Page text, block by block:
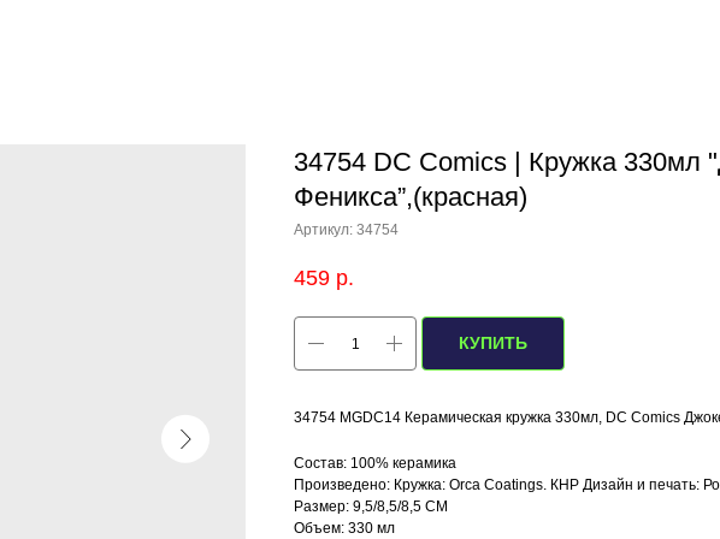
34754 DC Comics | Кружка 330мл
Феникса”,(красная)
Артикул: 34754
459 р.
КУПИТЬ
34754 MGDC14 Керамическая кружка 330мл, DC Comics
Состав: 100% керамика
Произведено: Кружка: Orca Coatings. КНР Дизайн и печать:
Размер: 9,5/8,5/8,5 СМ
Объем: 330 мл